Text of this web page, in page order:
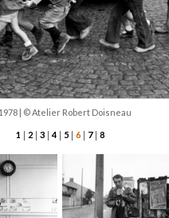
| © Atelier Robert Doisneau
1 | 2| 3| 4| 5| 6| 7| 8